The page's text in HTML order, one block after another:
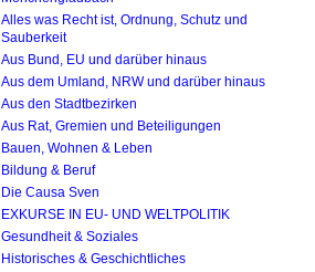
Alles was Recht ist, Ordnung, Schutz und
Sauberkeit
Aus Bund, EU und darüber hinaus
Aus dem Umland, NRW und darüber hinaus
Aus den Stadtbezirken
Aus Rat, Gremien und Beteiligungen
Bauen, Wohnen & Leben
Bildung & Beruf
Die Causa Sven
EXKURSE IN EU- UND WELTPOLITIK
Gesundheit & Soziales
Historisches & Geschichtliches